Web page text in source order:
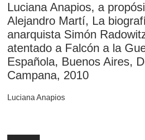
Luciana Anapios, a
Alejandro Martí, La
anarquista Simón
atentado a Falcón a la
Española, Buenos Aires,
Campana, 2010
Luciana Anapios